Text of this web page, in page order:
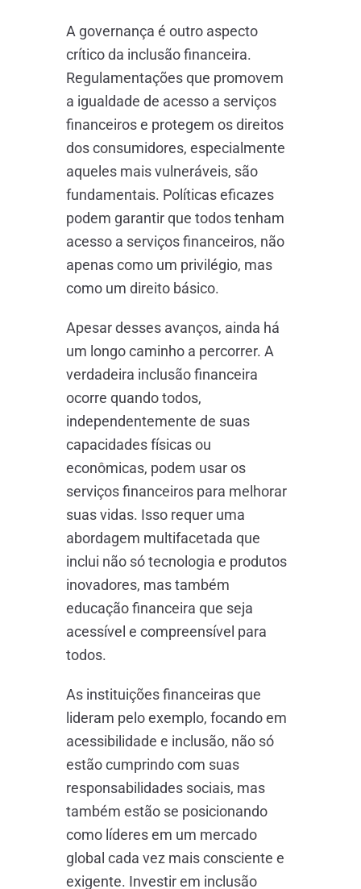
A governança é outro aspecto
crítico da inclusão financeira.
Regulamentações que promovem
a igualdade de acesso a serviços
financeiros e protegem os direitos
dos consumidores, especialmente
aqueles mais vulneráveis, são
fundamentais. Políticas eficazes
podem garantir que todos tenham
acesso a serviços financeiros, não
apenas como um privilégio, mas
como um direito básico.
Apesar desses avanços, ainda há
um longo caminho a percorrer. A
verdadeira inclusão financeira
ocorre quando todos,
independentemente de suas
capacidades físicas ou
econômicas, podem usar os
serviços financeiros para melhorar
suas vidas. Isso requer uma
abordagem multifacetada que
inclui não só tecnologia e produtos
inovadores, mas também
educação financeira que seja
acessível e compreensível para
todos.
As instituições financeiras que
lideram pelo exemplo, focando em
acessibilidade e inclusão, não só
estão cumprindo com suas
responsabilidades sociais, mas
também estão se posicionando
como líderes em um mercado
global cada vez mais consciente e
exigente. Investir em inclusão